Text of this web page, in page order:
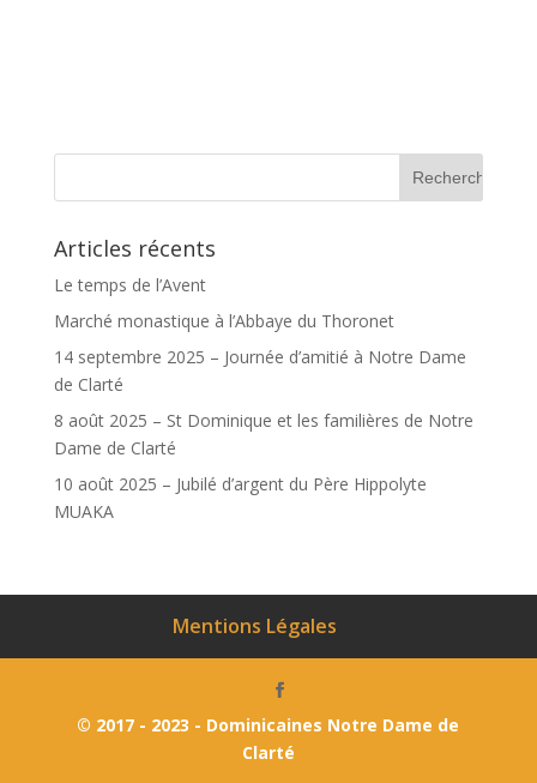
Articles récents
Le temps de l’Avent
Marché monastique à l’Abbaye du Thoronet
14 septembre 2025 – Journée d’amitié à Notre Dame
de Clarté
8 août 2025 – St Dominique et les familières de Notre
Dame de Clarté
10 août 2025 – Jubilé d’argent du Père Hippolyte
MUAKA
Mentions Légales
© 2017 - 2023 - Dominicaines Notre Dame de
Clarté